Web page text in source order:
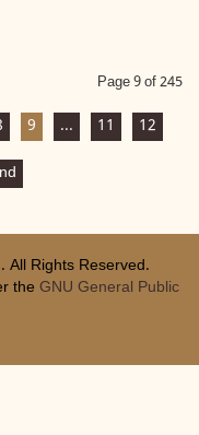
Page 9 of 245
9 ... 11 12
All Rights Reserved.
the GNU General Public